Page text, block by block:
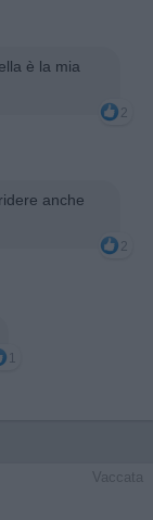
è la mia
2
anche
2
1
Vaccata